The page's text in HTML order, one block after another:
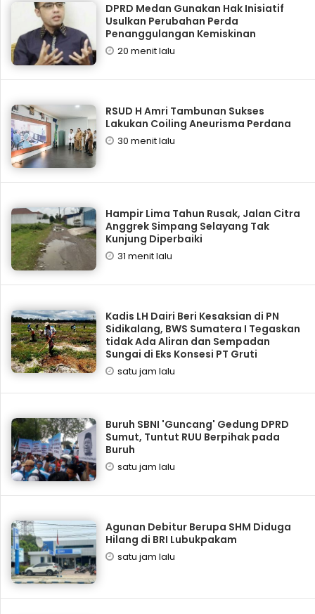
DPRD Medan Gunakan Hak Inisiatif
Usulkan Perubahan Perda
Penanggulangan Kemiskinan
20 menit lalu
RSUD H Amri Tambunan Sukses
Lakukan Coiling Aneurisma Perdana
30 menit lalu
Hampir Lima Tahun Rusak, Jalan Citra
Anggrek Simpang Selayang Tak
Kunjung Diperbaiki
31 menit lalu
Kadis LH Dairi Beri Kesaksian di PN
Sidikalang, BWS Sumatera I Tegaskan
tidak Ada Aliran dan Sempadan
Sungai di Eks Konsesi PT Gruti
satu jam lalu
Buruh SBNI 'Guncang' Gedung DPRD
Sumut, Tuntut RUU Berpihak pada
Buruh
satu jam lalu
Agunan Debitur Berupa SHM Diduga
Hilang di BRI Lubukpakam
satu jam lalu